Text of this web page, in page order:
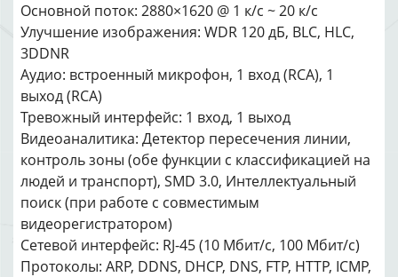
Основной поток: 2880×1620 @ 1 к/с ~ 20 к/с
Улучшение изображения: WDR 120 дБ, BLC, HLC,
3DDNR
Аудио: встроенный микрофон, 1 вход (RCA), 1
выход (RCA)
Тревожный интерфейс: 1 вход, 1 выход
Видеоаналитика: Детектор пересечения линии,
контроль зоны (обе функции с классификацией на
людей и транспорт), SMD 3.0, Интеллектуальный
поиск (при работе с совместимым
видеорегистратором)
Сетевой интерфейс: RJ-45 (10 Мбит/с, 100 Мбит/с)
Протоколы: ARP, DDNS, DHCP, DNS, FTP, HTTP, ICMP,